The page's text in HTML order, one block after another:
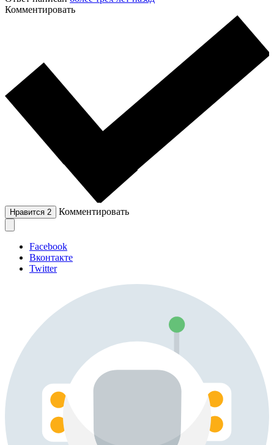
Комментировать
Нравится 2 Комментировать
Facebook
Вконтакте
Twitter